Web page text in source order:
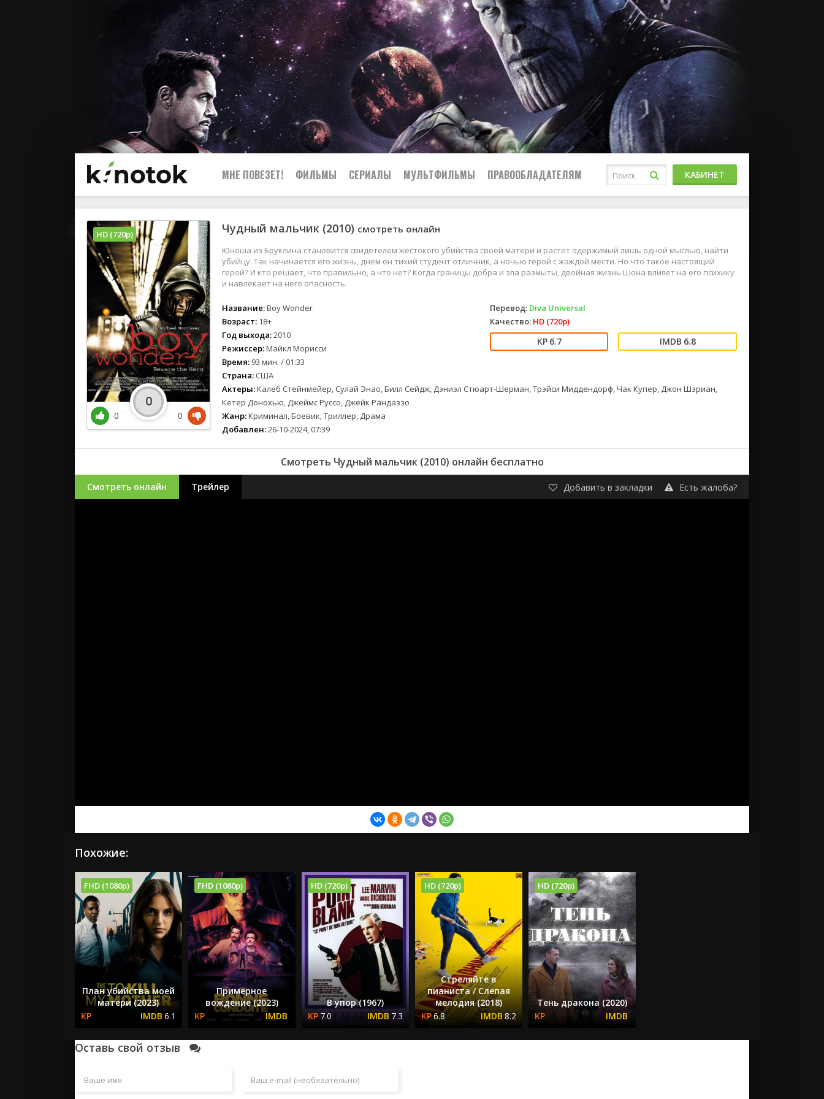
МНЕ ПОВЕЗЕТ! ФИЛЬМЫ СЕРИАЛЫ МУЛЬТФИЛЬМЫ ПРАВООБЛАДАТЕЛЯМ КАБИНЕТ
Чудный мальчик (2010) смотреть онлайн
Юноша из Бруклина становится свидетелем жестокого убийства своей матери и растет одержимый лишь одной мыслью, найти
убийцу. Так начинается его жизнь, днем он тихий студент отличник, а ночью герой с жаждой мести. Но что такое настоящий
герой? И кто решает, что правильно, а что нет? Когда границы добра и зла размыты, двойная жизнь Шона влияет на его психику
и навлекает на него опасность.
Название:Boy Wonder
Возраст: 18+
Год выхода:2010
Режиссер:Майкл Морисси
Время: 93 мин. / 01:33
Страна: США
Перевод: Diva Universal
Качество: HD (720p)
6.7 6.8
Актеры:Калеб Стейнмейер, Сулай Энао, Билл Сейдж, Дэниэл Стюарт-Шерман, Трэйси Миддендорф, Чак Купер, Джон Шэриан,
Кетер Донохью, Джеймс Руссо, Джейк Рандаззо
Жанр:Криминал, Боевик, Триллер, Драма
Добавлен:26-10-2024, 07:39
HD (720p)
0
0
0
Смотреть Чудный мальчик (2010) онлайн бесплатно
Смотреть онлайн Трейлер Добавить в закладки Есть жалоба?
Похожие:
FHD (1080p)
План убийства моей
матери (2023)
6.1
FHD (1080p)
Примерное
вождение (2023)
HD (720p)
В упор (1967)
7.0
7.3
HD (720p)
Стреляйте в
пианиста / Слепая
мелодия (2018)
6.8
8.2
HD (720p)
Тень дракона (2020)
Оставь свой отзыв